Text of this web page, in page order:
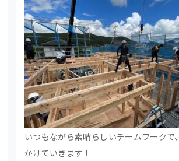
いつもながら素晴らしいチームワークで
かけていきます！